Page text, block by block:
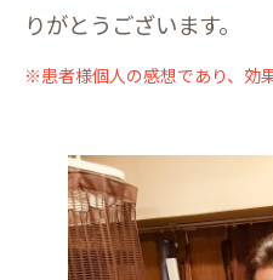
りがとうございます。
※患者様個人の感想であり、効